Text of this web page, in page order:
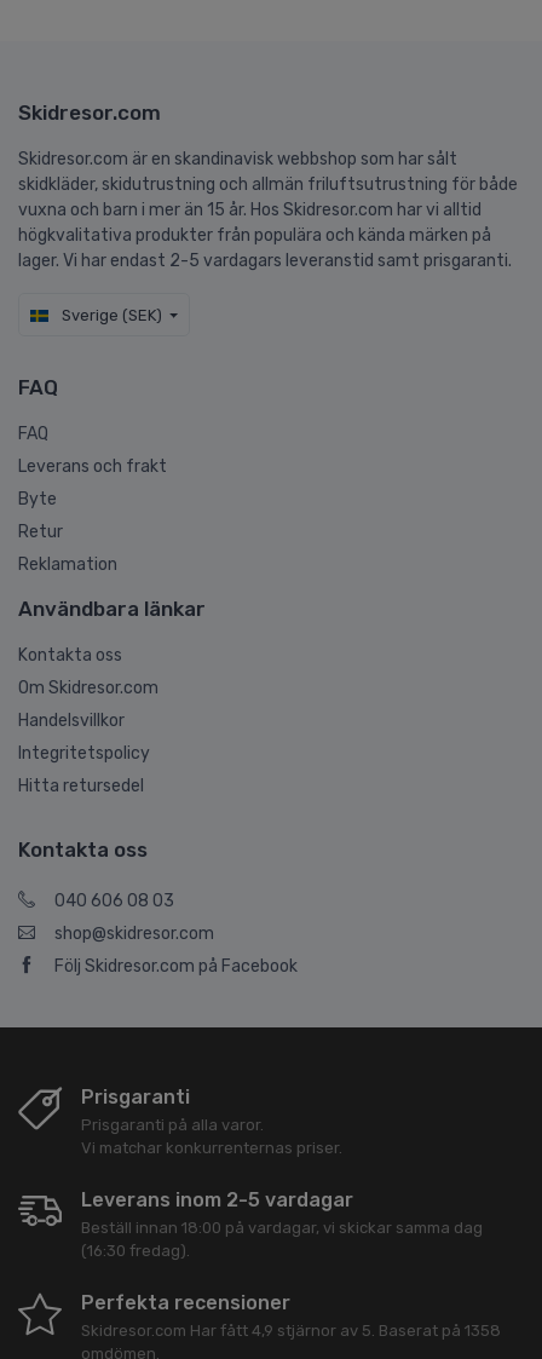
Skidresor.com
Skidresor.com är en skandinavisk webbshop som har sålt
skidkläder, skidutrustning och allmän friluftsutrustning för både
vuxna och barn i mer än 15 år. Hos Skidresor.com har vi alltid
högkvalitativa produkter från populära och kända märken på
lager. Vi har endast 2-5 vardagars leveranstid samt prisgaranti.
Sverige (SEK)
FAQ
FAQ
Leverans och frakt
Byte
Retur
Reklamation
Användbara länkar
Kontakta oss
Om Skidresor.com
Handelsvillkor
Integritetspolicy
Hitta retursedel
Kontakta oss
040 606 08 03
shop@skidresor.com
Följ Skidresor.com på Facebook
Prisgaranti
Prisgaranti på alla varor.
Vi matchar konkurrenternas priser.
Leverans inom 2-5 vardagar
Beställ innan 18:00 på vardagar, vi skickar samma dag
(16:30 fredag).
Perfekta recensioner
Skidresor.com Har fått 4,9 stjärnor av 5. Baserat på 1358
omdömen.